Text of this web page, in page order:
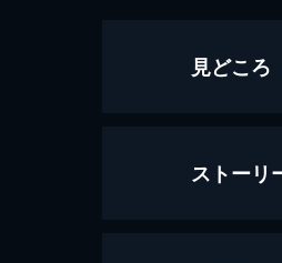
見どころ
ストーリ